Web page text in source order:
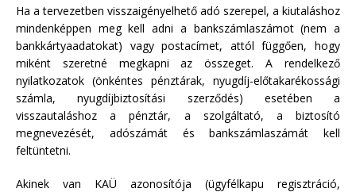
Ha a tervezetben visszaigényelhető adó szerepel, a kiutaláshoz
mindenképpen meg kell adni a bankszámlaszámot (nem a
bankkártyaadatokat) vagy postacímet, attól függően, hogy
miként szeretné megkapni az összeget. A rendelkező
nyilatkozatok (önkéntes pénztárak, nyugdíj-előtakarékossági
számla, nyugdíjbiztosítási szerződés) esetében a
visszautaláshoz a pénztár, a szolgáltató, a biztosító
megnevezését, adószámát és bankszámlaszámát kell
feltüntetni.
Akinek van KAÜ azonosítója (ügyfélkapu regisztráció,